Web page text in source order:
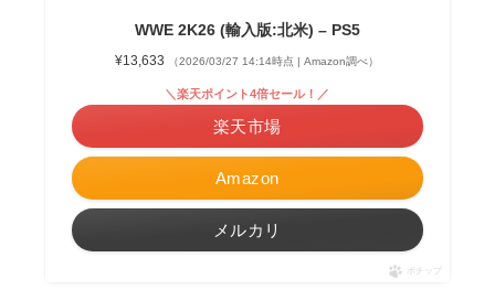
WWE 2K26 (輸入版:北米) – PS5
¥13,633 （2026/03/27 14:14時点 | Amazon調べ）
Amazon
＼楽天ポイント4倍セール！／
楽天市場
メルカリ
ポチップ